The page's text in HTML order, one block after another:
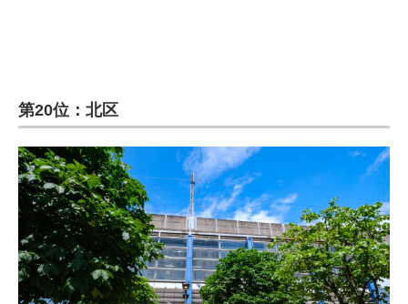
第20位：北区